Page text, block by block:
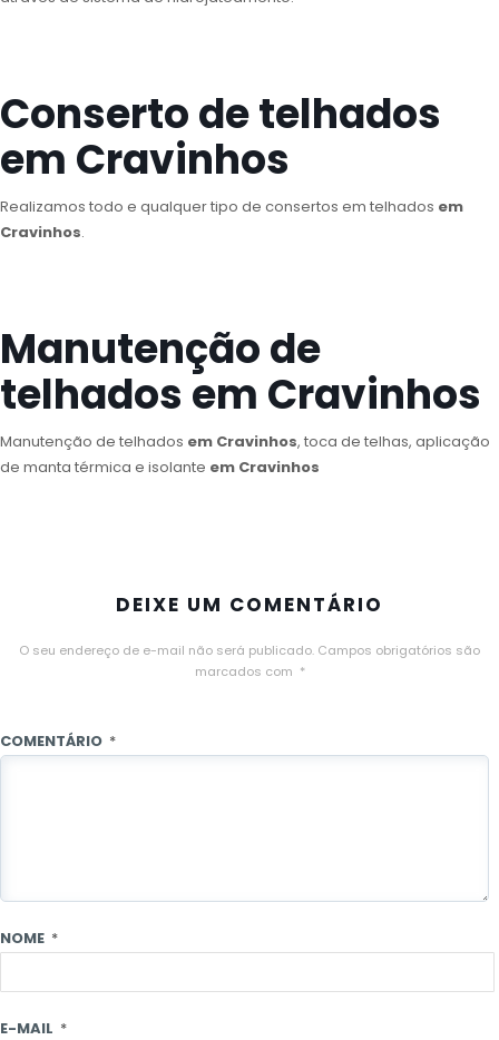
Conserto de telhados
em Cravinhos
Realizamos todo e qualquer tipo de consertos em telhados em
Cravinhos.
Manutenção de
telhados em Cravinhos
Manutenção de telhados em Cravinhos, toca de telhas, aplicação
de manta térmica e isolante em Cravinhos
DEIXE UM COMENTÁRIO
O seu endereço de e-mail não será publicado. Campos obrigatórios são
marcados com *
COMENTÁRIO *
NOME *
E-MAIL *